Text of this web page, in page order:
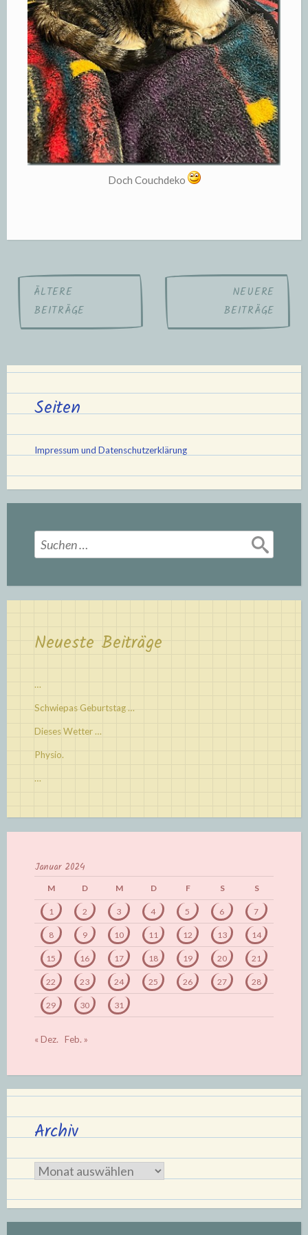
Doch Couchdeko
Beitragsnavigation
ÄLTERE
BEITRÄGE
NEUERE
BEITRÄGE
Seiten
Impressum und Datenschutzerklärung
Suchen
nach:
Neueste Beiträge
…
Schwiepas Geburtstag …
Dieses Wetter …
Physio.
…
Januar 2024
M D M D F S S
1 2 3 4 5 6 7
8 9 10 11 12 13 14
15 16 17 18 19 20 21
22 23 24 25 26 27 28
29 30 31
« Dez. Feb. »
Archiv
Archiv